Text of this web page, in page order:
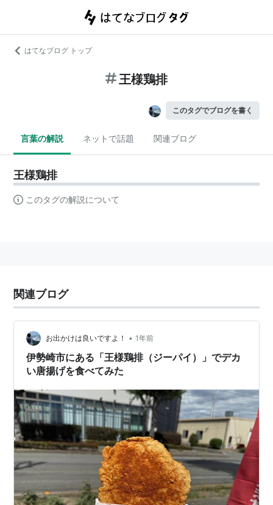
はてなブログ トップ
王様鶏排
このタグでブログを書く
言葉の解説 ネットで話題 関連ブログ
王様鶏排
このタグの解説について
関連ブログ
お出かけは良いですよ！ • 1年前
伊勢崎市にある「王様鶏排（ジーパイ）」でデカ
い唐揚げを食べてみた